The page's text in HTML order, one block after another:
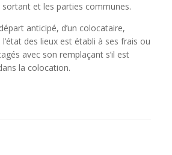
et les parties communes.
anticipé, d’un colocataire,
l’état des lieux est établi à ses frais ou
avec son remplaçant s’il est
la colocation.